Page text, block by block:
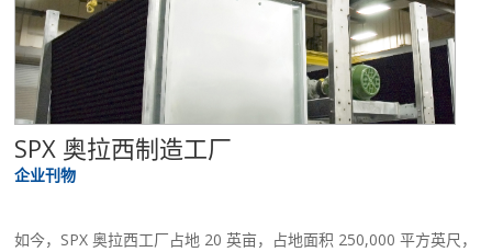
SPX 奥拉西制造工厂
企业刊物
如今，SPX 奥拉西工厂占地 20 英亩，占地面积 250,000 平方英尺，